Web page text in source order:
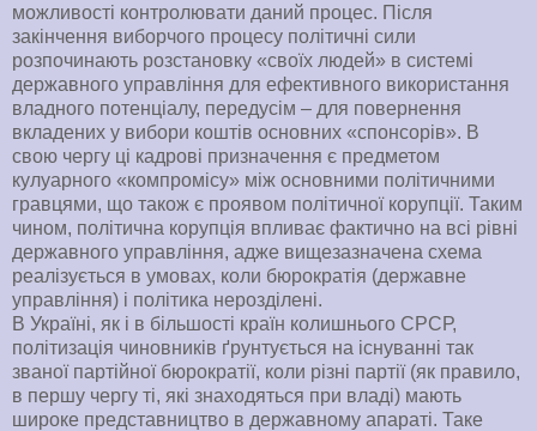
можливості контролювати даний процес. Після
закінчення виборчого процесу політичні сили
розпочинають розстановку «своїх людей» в системі
державного управління для ефективного використання
владного потенціалу, передусім – для повернення
вкладених у вибори коштів основних «спонсорів». В
свою чергу ці кадрові призначення є предметом
кулуарного «компромісу» між основними політичними
гравцями, що також є проявом політичної корупції. Таким
чином, політична корупція впливає фактично на всі рівні
державного управління, адже вищезазначена схема
реалізується в умовах, коли бюрократія (державне
управління) і політика нерозділені.
В Україні, як і в більшості країн колишнього СРСР,
політизація чиновників ґрунтується на існуванні так
званої партійної бюрократії, коли різні партії (як правило,
в першу чергу ті, які знаходяться при владі) мають
широке представництво в державному апараті. Таке